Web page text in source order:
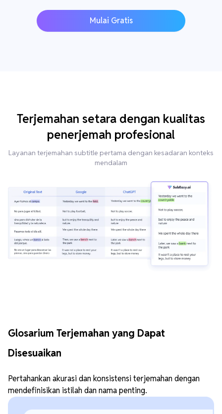
Mulai Gratis
Terjemahan setara dengan kualitas
penerjemah profesional
Layanan terjemahan subtitle pertama dengan kesadaran konteks
mendalam
Glosarium Terjemahan yang Dapat
Disesuaikan
Pertahankan akurasi dan konsistensi terjemahan dengan
mendefinisikan istilah dan nama penting.